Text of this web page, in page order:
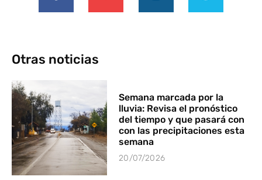
Otras noticias
Semana marcada por la
lluvia: Revisa el pronóstico
del tiempo y que pasará con
con las precipitaciones esta
semana
20/07/2026